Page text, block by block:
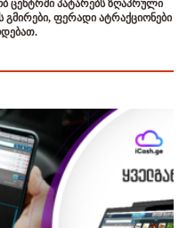
ცენტრში პატარებს ზღაპრული
გმირები, ფერადი ატრაქციონები